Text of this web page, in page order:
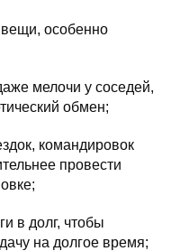
особенно
мелочи у соседей,
обмен;
командировок
провести
в долг, чтобы
на долгое время;